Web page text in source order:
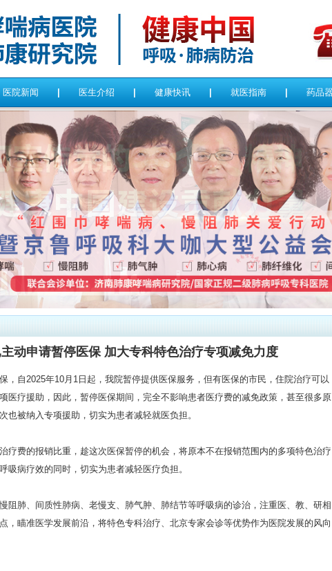
医院新闻 医生介绍 健康快讯 就医指南 药品
动申请暂停医保 加大专科特色治疗专项减免力度
，自2025年10月1日起，我院暂停提供医保服务，但有医保的市民，住院治疗可以
医疗援助，因此，暂停医保期间，完全不影响患者医疗费的减免政策，甚至很多原
也被纳入专项援助，切实为患者减轻就医负担。
疗费的报销比重，趁这次医保暂停的机会，将原本不在报销范围内的多项特色治疗
吸病疗效的同时，切实为患者减轻医疗负担。
阻肺、间质性肺病、老慢支、肺气肿、肺结节等呼吸病的诊治，注重医、教、研相
，瞄准医学发展前沿，将特色专科治疗、北京专家会诊等优势作为医院发展的风向